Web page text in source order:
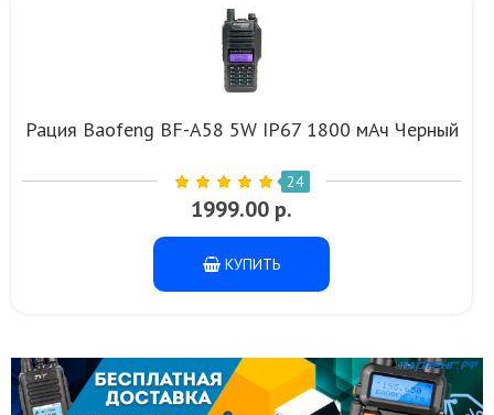
Рация Baofeng BF-A58 5W IP67 1800 мАч Черный
24
1999.00 р.
КУПИТЬ